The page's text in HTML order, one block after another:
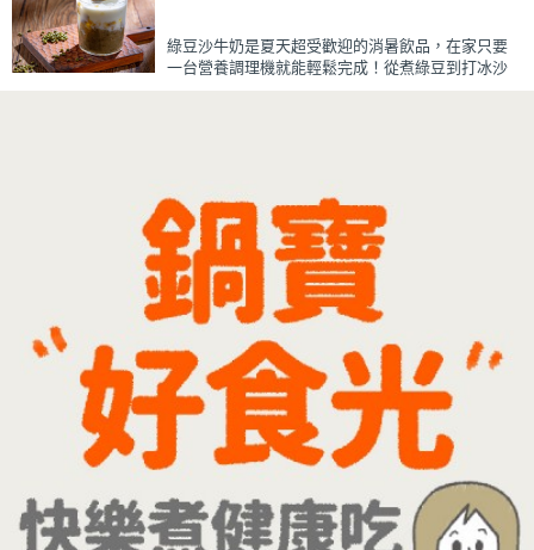
滿濃濃古早味，帶便當、配稀飯、配白飯都好吃，
讓人忍不住多扒好幾口飯，是一道簡單又美味的經
綠豆沙牛奶是夏天超受歡迎的消暑飲品，在家只要
一台營養調理機就能輕鬆完成！從煮綠豆到打冰沙
炎夏日一定要喝一杯！